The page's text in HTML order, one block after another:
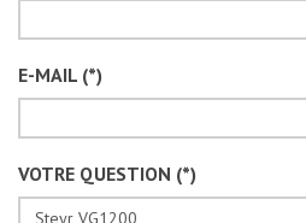
E-MAIL (*)
VOTRE QUESTION (*)